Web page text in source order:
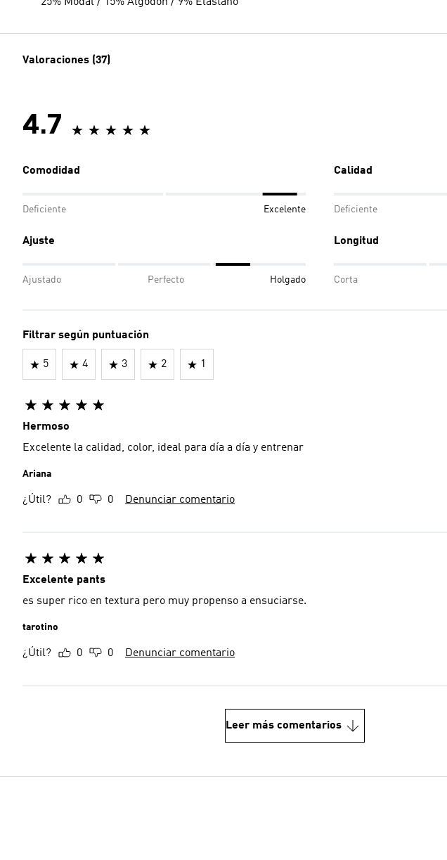
Valoraciones (37)
4.7
Comodidad
Deficiente Excelente
Calidad
Deficiente
Ajuste
Ajustado Perfecto Holgado
Longitud
Corta
Filtrar según puntuación
5 4 3 2 1
Hermoso
Excelente la calidad, color, ideal para día a día y entrenar
Ariana
¿Útil? 0 0 Denunciar comentario
Excelente pants
es super rico en textura pero muy propenso a ensuciarse.
tarotino
¿Útil? 0 0 Denunciar comentario
Leer más comentarios